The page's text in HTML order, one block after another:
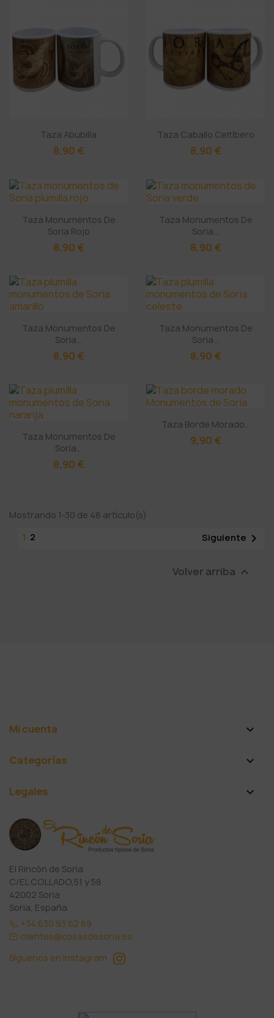
Taza Abubilla
8,90 €
Taza Caballo Celtíbero
8,90 €
Taza Monumentos De
Soria Rojo
8,90 €
Taza Monumentos De
Soria...
8,90 €
Taza Monumentos De
Soria...
8,90 €
Taza Monumentos De
Soria...
8,90 €
Taza Monumentos De
Soria...
8,90 €
Taza Borde Morado...
9,90 €
Mostrando 1-30 de 48 artículo(s)
1 2 Siguiente 
Volver arriba 
Mi cuenta 
Categorías 
Legales 
El Rincón de Soria
C/EL COLLADO,51 y 58
42002 Soria
Soria, España
+34 630 93 62 69
clientes@cosasdesoria.es
Síguenos en Instagram